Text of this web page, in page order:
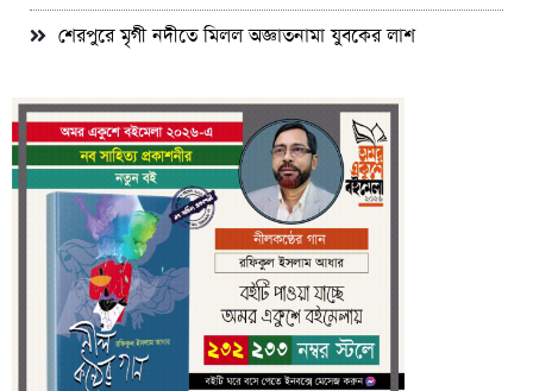
শেরপুরে মৃগী নদীতে মিলল অজ্ঞাতনামা যুবকের লাশ